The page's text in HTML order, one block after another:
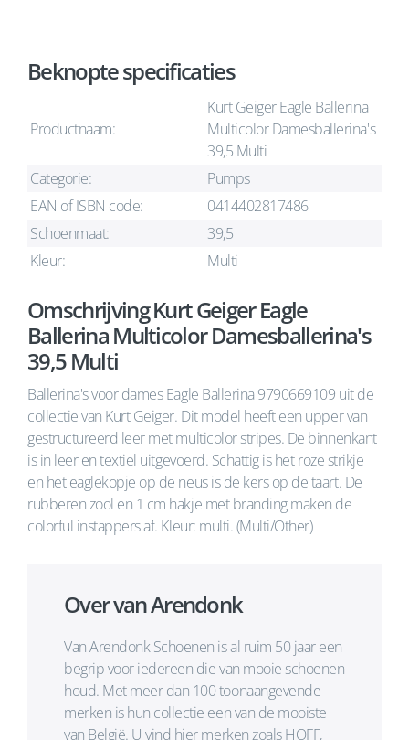
Beknopte specificaties
Productnaam:
Kurt Geiger Eagle Ballerina
Multicolor Damesballerina's
39,5 Multi
Categorie:
Pumps
EAN of ISBN code:
0414402817486
Schoenmaat:
39,5
Kleur:
Multi
Omschrijving Kurt Geiger Eagle
Ballerina Multicolor Damesballerina's
39,5 Multi
Ballerina's voor dames Eagle Ballerina 9790669109 uit de
collectie van Kurt Geiger. Dit model heeft een upper van
gestructureerd leer met multicolor stripes. De binnenkant
is in leer en textiel uitgevoerd. Schattig is het roze strikje
en het eaglekopje op de neus is de kers op de taart. De
rubberen zool en 1 cm hakje met branding maken de
colorful instappers af. Kleur: multi. (Multi/Other)
Over van Arendonk
Van Arendonk Schoenen is al ruim 50 jaar een
begrip voor iedereen die van mooie schoenen
houd. Met meer dan 100 toonaangevende
merken is hun collectie een van de mooiste
van België. U vind hier merken zoals HOFF,